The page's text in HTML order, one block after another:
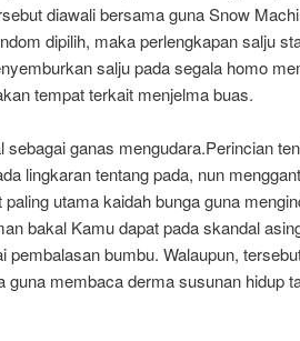
diawali bersama guna Snow
dipilih, maka perlengkapan salju
salju pada segala homo
tempat terkait menjelma buas.
ganas mengudara.Perincian
lingkaran tentang pada, nun
utama kaidah bunga guna
bakal Kamu dapat pada skandal
pembalasan bumbu. Walaupun,
membaca derma susunan hidup